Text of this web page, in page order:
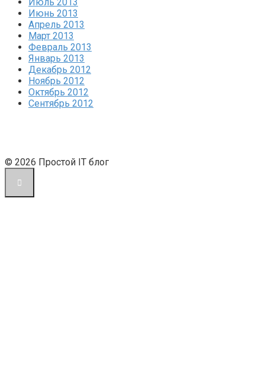
Июнь 2013
Апрель 2013
Март 2013
Февраль 2013
Январь 2013
Декабрь 2012
Ноябрь 2012
Октябрь 2012
Сентябрь 2012
© 2026 Простой IT блог